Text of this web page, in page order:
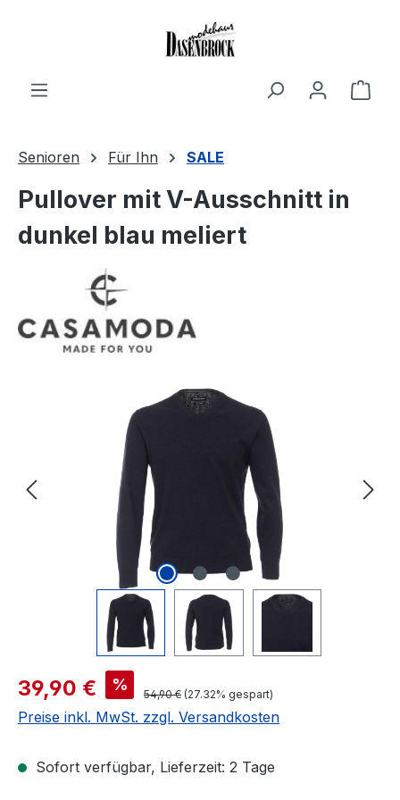
Senioren Für Ihn SALE
Pullover mit V-Ausschnitt in
dunkel blau meliert
Bildergalerie überspringen
Verkaufspreis:
39,90 € % Regulärer Preis:
54,90 € (27.32% gespart)
Preise inkl. MwSt. zzgl. Versandkosten
Sofort verfügbar, Lieferzeit: 2 Tage